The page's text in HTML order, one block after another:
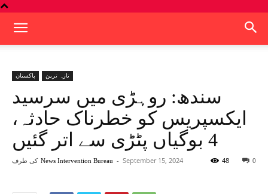
پاکستان تازہ ترین
سندھ: روہڑی میں سرسید
ایکسپریس کو خطرناک حادثہ،
4 بوگیاں پٹڑی سے اتر گئیں
کی طرف News Intervention Bureau - September 15, 2024 0
48